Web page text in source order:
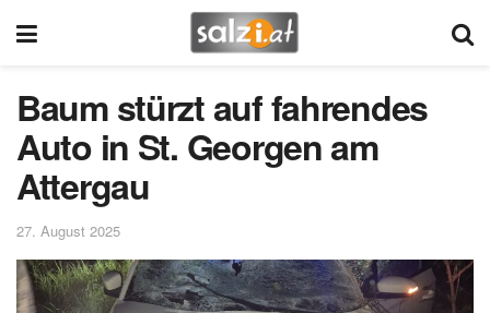
Baum stürzt auf fahrendes
Auto in St. Georgen am
Attergau
27. August 2025